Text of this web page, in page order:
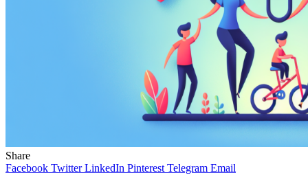
Share
Facebook Twitter LinkedIn Pinterest Telegram Email